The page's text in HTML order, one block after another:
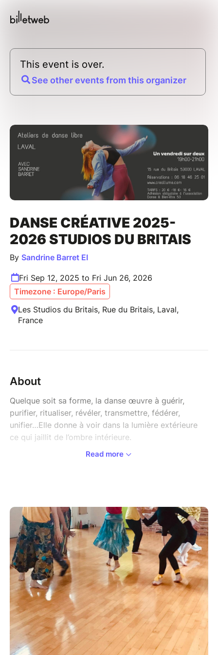
This event is over.
See other events from this organizer
DANSE CRÉATIVE 2025-
2026 STUDIOS DU BRITAIS
By Sandrine Barret EI
Fri Sep 12, 2025 to Fri Jun 26, 2026
Timezone : Europe/Paris
Les Studios du Britais, Rue du Britais, Laval,
France
About
Quelque soit sa forme, la danse œuvre à guérir,
purifier, ritualiser, révéler, transmettre, fédérer,
unifier…Elle donne à voir dans la lumière extérieure
ce qui jaillit de l’ombre intérieure.
artistique. Les ateliers sont accessibles à tout adulte,
quelle que soit sa condition physique.
Déroulement d’un atelier de 2h00
L’atelier débute par un court échange de nos météos
physiques et émotionnelles suivi par l’énoncé de la
thématique symbolique qui sera explorée en danse et
en créativité manuelle. Après un ancrage/
échauffement corporel, la danse libre se déroule en
deux vagues musicales de 40 minutes chacune. La
séquence de danse est suivie par une courte
expression créative de 15 minutes : dessin au pastel,
Read more